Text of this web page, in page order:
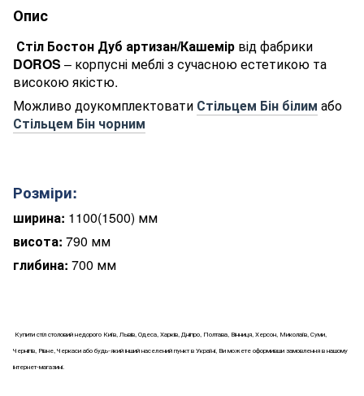
Опис
Стіл Бостон Дуб артизан/Кашемір від фабрики
DOROS – корпусні меблі з сучасною естетикою та
високою якістю.
Можливо доукомплектовати Стільцем Бін білим або
Стільцем Бін чорним
Розміри:
ширина: 1100(1500) мм
висота: 790 мм
глибина: 700 мм
Купити стіл столовий недорого Київ, Львів, Одеса, Харків, Дніпро, Полтава, Вінниця, Херсон, Миколаїв, Суми,
Чернігів, Рівне, Черкаси або будь-який інший населений пункт в Україні, Ви можете оформивши замовлення в нашому
інтернет-магазині.